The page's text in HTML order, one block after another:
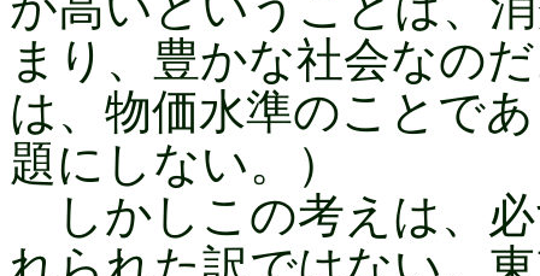
まり、豊かな社会なの
は、物価水準のことで
題にしない。）
しかしこの考えは、